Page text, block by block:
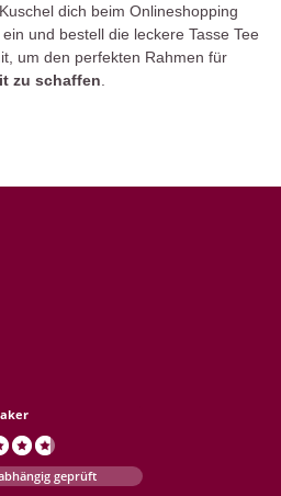
dich beim Onlineshopping
und bestell die leckere Tasse Tee
um den perfekten Rahmen für
zu schaffen
geprüft